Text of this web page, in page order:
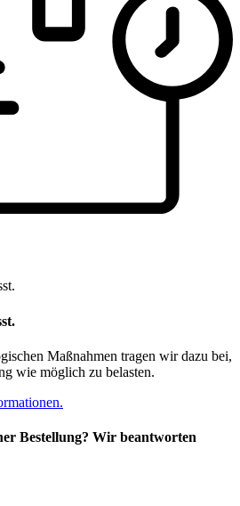
Maßnahmen tragen wir dazu bei,
wie möglich zu belasten.
Bestellung? Wir beantworten